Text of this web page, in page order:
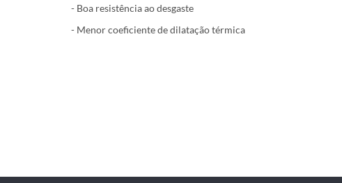
- Boa resistência ao desgaste
- Menor coeficiente de dilatação térmica